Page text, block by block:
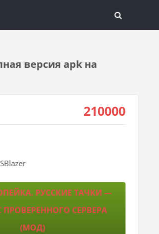
версия apk на
210000
РУССКИЕ ТАЧКИ —
ПРОВЕРЕННОГО СЕРВЕРА
(МОД)